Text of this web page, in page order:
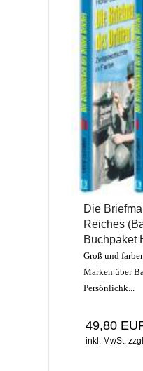
Die
Reiches
Buchpaket
Groß und
Marken über
Persönlichk...
49,80
inkl. MwSt.